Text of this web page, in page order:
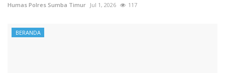
Humas Polres Sumba Timur Jul 1, 2026 117
BERANDA